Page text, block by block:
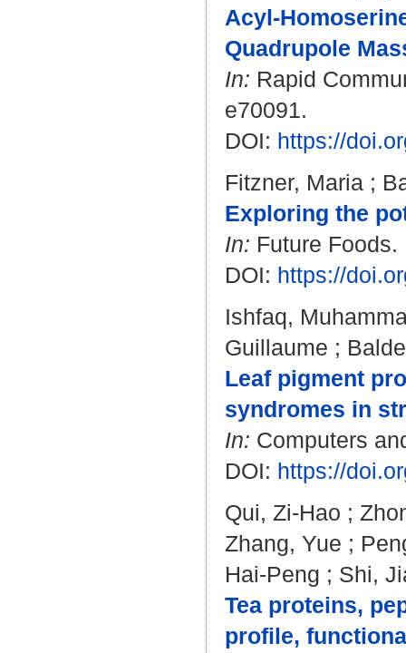
Acyl-
Quadrupole
In: Rapid
e70091.
DOI: https://
Fitzner, Maria ;
Exploring the
In: Future
DOI: https://
Ishfaq,
Guillaume ;
Leaf pigment
syndromes in
In: Computers
DOI: https://
Qui, Zi-Hao ;
Zhang, Yue ;
Hai-Peng ; Shi,
Tea proteins,
profile,